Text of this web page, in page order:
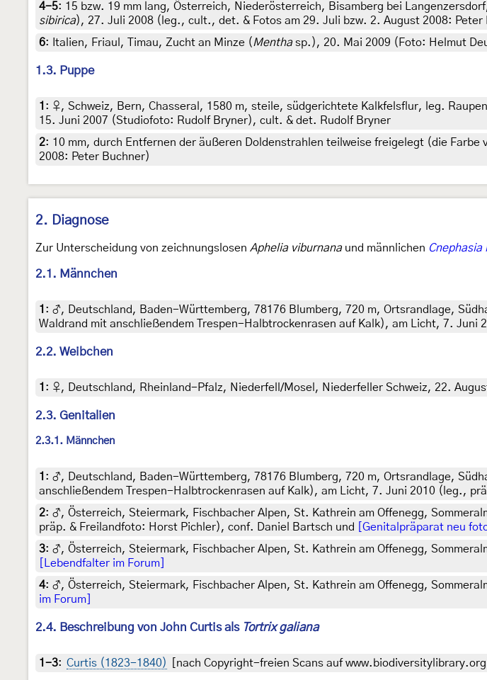
4-5: 15 bzw. 19 mm lang, Österreich, Niederösterreich, Bisamberg bei
sibirica), 27. Juli 2008 (leg., cult., det. & Fotos am 29. Juli bzw. 2. August 2008:
6: Italien, Friaul, Timau, Zucht an Minze ( Menthasp.), 20. Mai 2009 (Foto: Helmut
1.3. Puppe
1 : ♀, Schweiz, Bern, Chasseral, 1580 m, steile, südgerichtete Kalkfelsflur, leg.
15. Juni 2007 (Studiofoto: Rudolf Bryner), cult. & det. Rudolf Bryner
2: 10 mm, durch Entfernen der äußeren Doldenstrahlen teilweise freigelegt (die
2008: Peter Buchner)
2. Diagnose
Zur Unterscheidung von zeichnungslosen Aphelia viburnanaund männlichen Cnephasia
2.1. Männchen
1 : ♂, Deutschland, Baden-Württemberg, 78176 Blumberg, 720 m, Ortsrandlage,
Waldrand mit anschließendem Trespen-Halbtrockenrasen auf Kalk), am Licht, 7.
2.2. Weibchen
1 : ♀, Deutschland, Rheinland-Pfalz, Niederfell/Mosel, Niederfeller Schweiz, 22.
2.3. Genitalien
2.3.1. Männchen
1 : ♂, Deutschland, Baden-Württemberg, 78176 Blumberg, 720 m, Ortsrandlage,
anschließendem Trespen-Halbtrockenrasen auf Kalk), am Licht, 7. Juni 2010 (leg.,
2: ♂, Österreich, Steiermark, Fischbacher Alpen, St. Kathrein am Offenegg,
präp. & Freilandfoto: Horst Pichler), conf. Daniel Bartsch und
[Genitalpräparat neu
3: ♂, Österreich, Steiermark, Fischbacher Alpen, St. Kathrein am Offenegg,
[Lebendfalter im Forum]
4: ♂, Österreich, Steiermark, Fischbacher Alpen, St. Kathrein am Offenegg,
im Forum]
2.4. Beschreibung von John Curtis als Tortrix galiana
1-3: Curtis (1823-1840) [nach Copyright-freien Scans auf www.biodiversitylibrary.org]